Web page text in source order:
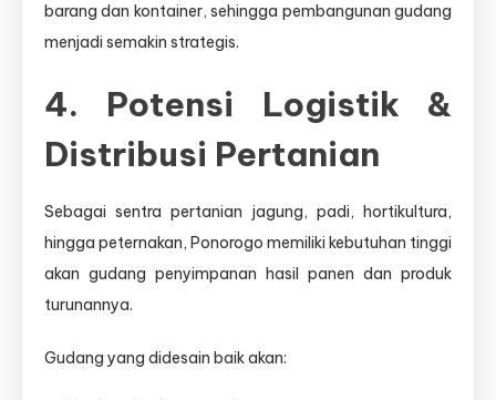
barang dan kontainer, sehingga pembangunan gudang
menjadi semakin strategis.
4. Potensi Logistik &
Distribusi Pertanian
Sebagai sentra pertanian jagung, padi, hortikultura,
hingga peternakan, Ponorogo memiliki kebutuhan tinggi
akan gudang penyimpanan hasil panen dan produk
turunannya.
Gudang yang didesain baik akan: